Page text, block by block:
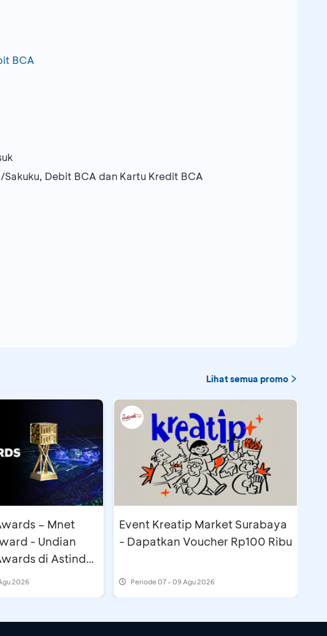
BCA
Debit BCA dan Kartu Kredit BCA
Lihat semua promo
– Mnet
- Undian
di Astindo
2026
Event Kreatip Market Surabaya
- Dapatkan Voucher Rp100 Ribu
Periode07 - 09 Agu 2026